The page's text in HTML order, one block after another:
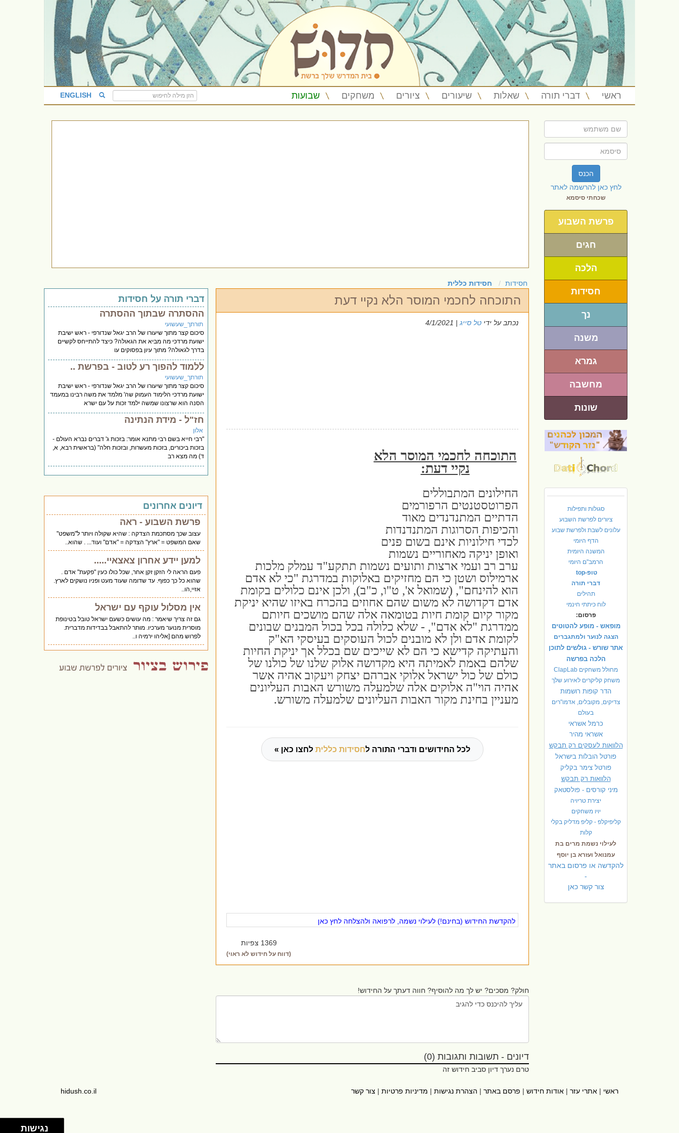
ראשי דברי תורה שאלות שיעורים ציורים משחקים שבועות ENGLISH
הכנס
לחץ כאן להרשמה לאתר
שכחתי סיסמא
פרשת השבוע
חגים
הלכה
חסידות
נך
משנה
גמרא
מחשבה
שונות
סגולות ותפילות
ציורים לפרשת השבוע
עלונים לשבת ולפרשת שבוע
הדף היומי
המשנה היומית
הרמב"ם היומי
טופ-top
דברי תורה
תהילים
לוח כיתתי חינמי
פרסום:
מופאש - מופע להטוטים
הצגה לנוער ולמתגברים
אתר שורש - גולשים לתוכן
הלכה בפרשה
מחולל משחקים ClapLab
משחק קליקרים לאירוע שלך
הדר קופות רושמות
צדיקים, מקובלים, אדמו"רים
בעולם
כרמל אשראי
אשראי מהיר
הלוואות לעסקים רק תבקש
פורטל הובלות בישראל
פורטל צימר בקליק
הלוואות רק תבקש
מיני קורסים - פולסטאק
יצירת טריויה
יויו משחקים
קליפיקלפ - קליפ מדליק בקלי
קלות
לעילוי נשמת מרים בת
עמנואל ועזרא בן יוסף
להקדשה או פרסום באתר
-
צור קשר כאן
חסידות חסידות כללית
התוכחה לחכמי המוסר הלא נקיי דעת
נכתב על ידי טל סייג | 4/1/2021
התוכחה לחכמי המוסר הלא
נקיי דעת:
החילונים המתבוללים
הפרוטסטנטים הרפורמים
הדתיים המתנדנדים מאוד
והכיפות הסרוגות המתנדנדות
לכדי חילוניות אינם בשום פנים
ואופן יניקה מאחוריים נשמות
ערב רב ועמי ארצות ותועים נשמות תתקע"ד עמלק מלכות
ארמילוס ושטן כי הם מחזיקים באלוקות במדרגת "כי לא אדם
הוא להינחם", (שמואל א', ט"ו, כ"ב), ולכן אינם כלולים בקומת
אדם דקדושה לא משום שהם אחוזים בהכרח באיזו שהיא יניקת
מקור קיום קומת חיות בטומאה אלה שהם מושכים חיותם
ממדרגת "לא אדם", - שלא כלולה בכל בכול המבנים שבונים
לקומת אדם ולן לא מובנים לכול העוסקים בעיסקי הא"ק
והעתיקה קדישא כי הם לא שייכים שם בכלל אך יניקת החיות
שלהם באמת לאמיתה היא מקדושה אלוק שלנו של כולנו של
כולם של כול ישראל אלוקי אברהם יצחק ויעקוב אהיה אשר
אהיה הוי"ה אלוקים אלה שלמעלה משורש האבות העליונים
מעניין בחינת מקור האבות העליונים שלמעלה משורש.
לכל החידושים ודברי התורה לחסידות כללית לחצו כאן »
להקדשת החידוש (בחינם!) לעילוי נשמה, לרפואה ולהצלחה לחץ כאן
1369 צפיות
(דווח על חידוש לא ראוי)
חולק? מסכים? יש לך מה להוסיף? חווה דעתך על החידוש!
דיונים - תשובות ותגובות (0)
טרם נערך דיון סביב חידוש זה
דברי תורה על חסידות
ההסתרה שבתוך ההסתרה
תורתך_שעשועי
סיכום קצר מתוך שיעורו של הרב יגאל שנדורפי - ראש ישיבת
ישועת מרדכי מה מביא את הגאולה? כיצד להתייחס לקשיים
בדרך לגאולה? מתוך עיון בפסוקים עו
ללמוד להפוך רע לטוב - בפרשת ..
תורתך_שעשועי
סיכום קצר מתוך שיעורו של הרב יגאל שנדורפי - ראש ישיבת
ישועת מרדכי הלימוד העמוק שה' מלמד את משה רבינו במעמד
הסנה הוא שרצונו שמשה ילמד זכות על עם ישרא
חז"ל - מידת הנתינה
אלון
"רבי חייא בשם רבי מתנא אומר: בזכות ג' דברים נברא העולם -
בזכות ביכורים, בזכות מעשרות, ובזכות חלה" (בראשית רבא, א,
ד) מה מצא רב
דיונים אחרונים
פרשת השבוע - ראה
עצוב שכך מסתכמת הצדקה : שהיא שקולה ויותר ל"משפט"
שאם המשפט = "ארץ" הצדקה = "אדם" ועוד... . שהוא..
למען יידע אחרון צאצאיי.....
פעם הראה לי הזקן זקן אחר, שכל כולו כעין "פקעת" אדם .
שהוא כל כך כפוף. עד שדומה שעוד מעט ופניו נושקים לארץ.
אזיי,הו..
אין מסלול עוקף עם ישראל
גם זה צריך שיאמר : מה עושים כשעם ישראל טובל בטינופת
מוסרית מנוער מערכיו. מותר להתאבל בבדידות מדברית.
לפרוש מהם [אליהו ירמיה ו..
ראשי | אתרי עזר | אודות חידוש | פרסם באתר | הצהרת נגישות | מדיניות פרטיות | צור קשר hidush.co.il
נגישות